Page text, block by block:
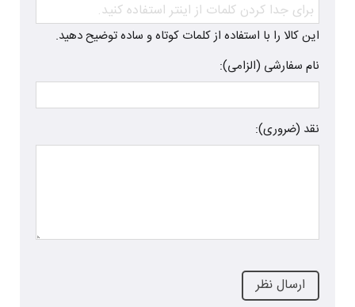
این کالا را با استفاده از کلمات کوتاه و ساده توضیح دهید.
نام سفارشی (الزامی):
نقد (ضروری):